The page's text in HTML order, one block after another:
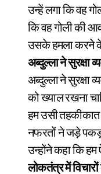
उन्हें लगा कि वह
कि वह गोली की
उसके हमला करने के
अब्दुल्ला ने सुरक्षा
अब्दुल्ला ने सुरक्षा
को ख्याल रखना
हम उसी
नफरतों ने जड़े पकड़
उन्होंने कहा कि
लोकतंत्र में